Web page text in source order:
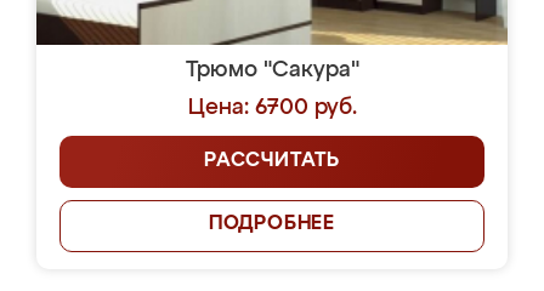
Трюмо "Сакура"
Цена: 6700 руб.
РАССЧИТАТЬ
ПОДРОБНЕЕ